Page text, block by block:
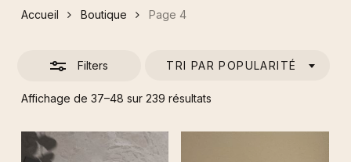
Accueil Boutique Page 4
Filters
Affichage de 37–48 sur 239 résultatsTrié
TRI PAR POPULARITÉ